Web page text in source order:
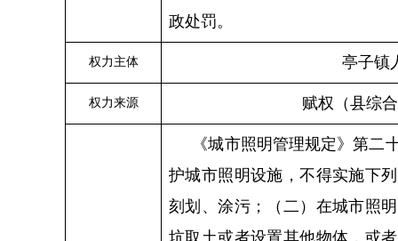
政处罚。
权力主体 亭子镇
权力来源 赋权（县综
《城市照明管理规定》第
护城市照明设施，不得实施下
刻划、涂污；（二）在城市照
坑取土或者设置其他物体，或